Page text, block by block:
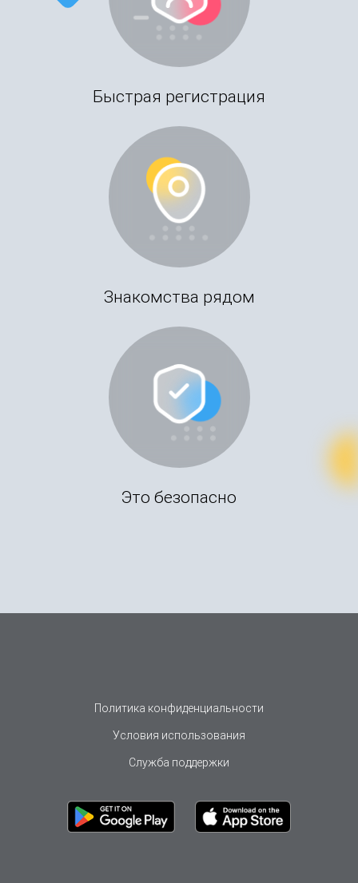
Быстрая регистрация
Знакомства рядом
Это безопасно
Политика конфиденциальности
Условия использования
Служба поддержки